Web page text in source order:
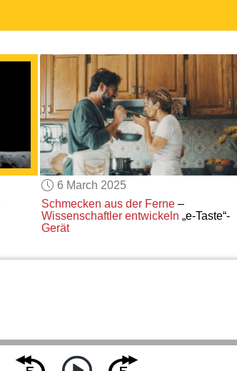
6 March 2025
Schmecken aus der Ferne–
Wissenschaftler entwickeln „e-Taste“-
Gerät